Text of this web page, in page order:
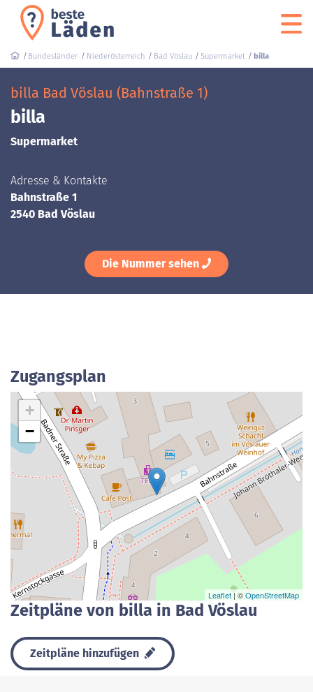
Bundesländer Niederösterreich Bad Vöslau Supermarket billa
billa Bad Vöslau (Bahnstraße 1)
billa
Supermarket
Adresse & Kontakte
Bahnstraße 1
2540 Bad Vöslau
Die Nummer sehen
Zugangsplan
+
−
Leaflet | ©OpenStreetMap
Zeitpläne von billa in Bad Vöslau
Zeitpläne hinzufügen